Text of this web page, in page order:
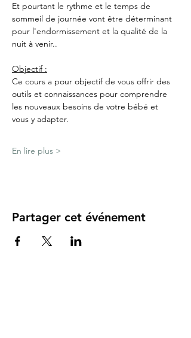
Et pourtant le rythme et le temps de
sommeil de journée vont être déterminant
pour l'endormissement et la qualité de la
nuit à venir..
Objectif :
Ce cours a pour objectif de vous offrir des
outils et connaissances pour comprendre
les nouveaux besoins de votre bébé et
vous y adapter.
En lire plus >
Partager cet événement